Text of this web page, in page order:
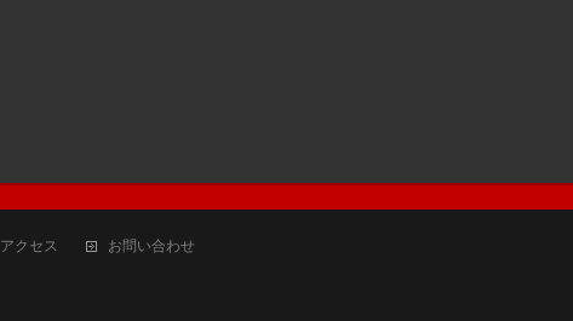
アクセス
お問い合わせ